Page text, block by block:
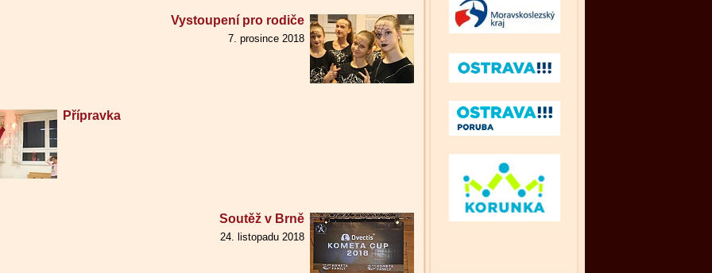
Vystoupení pro rodiče
7. prosince 2018
Přípravka
Soutěž v Brně
24. listopadu 2018